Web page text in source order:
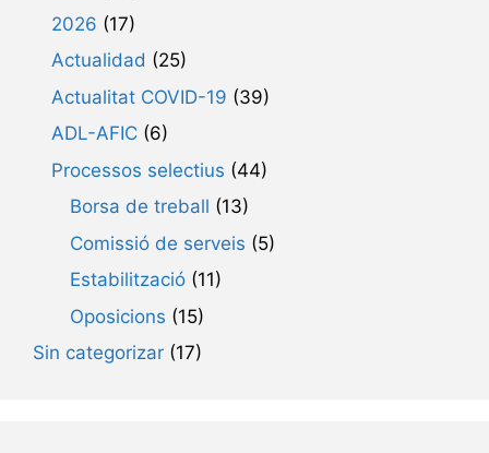
2026 (17)
Actualidad (25)
Actualitat COVID-19 (39)
ADL-AFIC (6)
Processos selectius (44)
Borsa de treball (13)
Comissió de serveis (5)
Estabilització (11)
Oposicions (15)
Sin categorizar (17)